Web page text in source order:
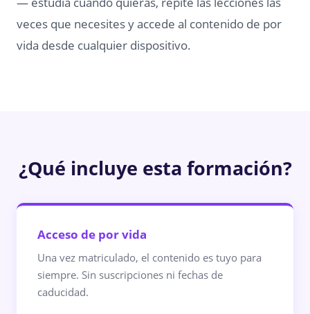
veces que necesites y accede al contenido de por
vida desde cualquier dispositivo.
¿Qué incluye esta formación?
Acceso de por vida
Una vez matriculado, el contenido es tuyo para
siempre. Sin suscripciones ni fechas de
caducidad.